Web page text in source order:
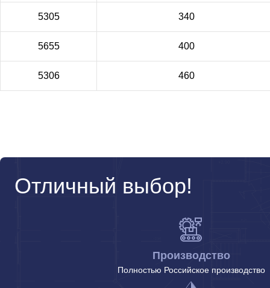
5305 340
5655 400
5306 460
Отличный выбор!
Производство
Полностью Российское производство